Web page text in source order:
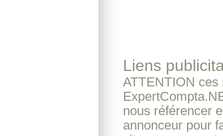
Liens
ATTENTION ces
nous référencer
annonceur pour